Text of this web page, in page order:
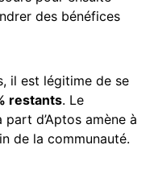
des bénéfices
il est légitime de se
restants. Le
part d’Aptos amène à
de la communauté.